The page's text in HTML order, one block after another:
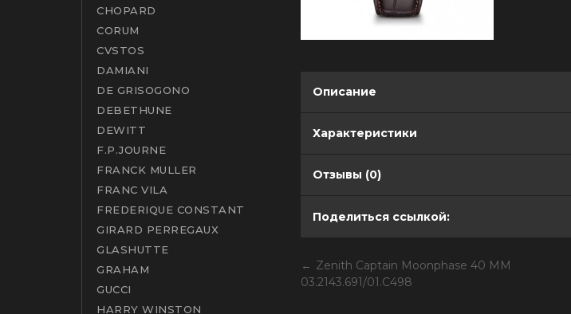
CHOPARD
CORUM
CVSTOS
DAMIANI
DE GRISOGONO
DEBETHUNE
DEWITT
F.P.JOURNE
FRANCK MULLER
FRANC VILA
FREDERIQUE CONSTANT
GIRARD PERREGAUX
GLASHUTTE
GRAHAM
GUCCI
HARRY WINSTON
Описание
Характеристики
Отзывы (0)
Поделиться ссылкой:
Zenith Captain Moonphase 40 MM
03.2143.691/01.C498